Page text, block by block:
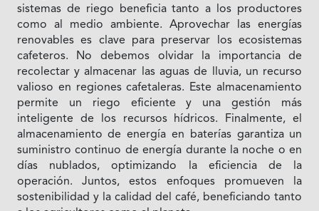
sistemas de riego beneficia tanto a los productores
como al medio ambiente. Aprovechar las energías
renovables es clave para preservar los ecosistemas
cafeteros. No debemos olvidar la importancia de
recolectar y almacenar las aguas de lluvia, un recurso
valioso en regiones cafetaleras. Este almacenamiento
permite un riego eficiente y una gestión más
inteligente de los recursos hídricos. Finalmente, el
almacenamiento de energía en baterías garantiza un
suministro continuo de energía durante la noche o en
días nublados, optimizando la eficiencia de la
operación. Juntos, estos enfoques promueven la
sostenibilidad y la calidad del café, beneficiando tanto